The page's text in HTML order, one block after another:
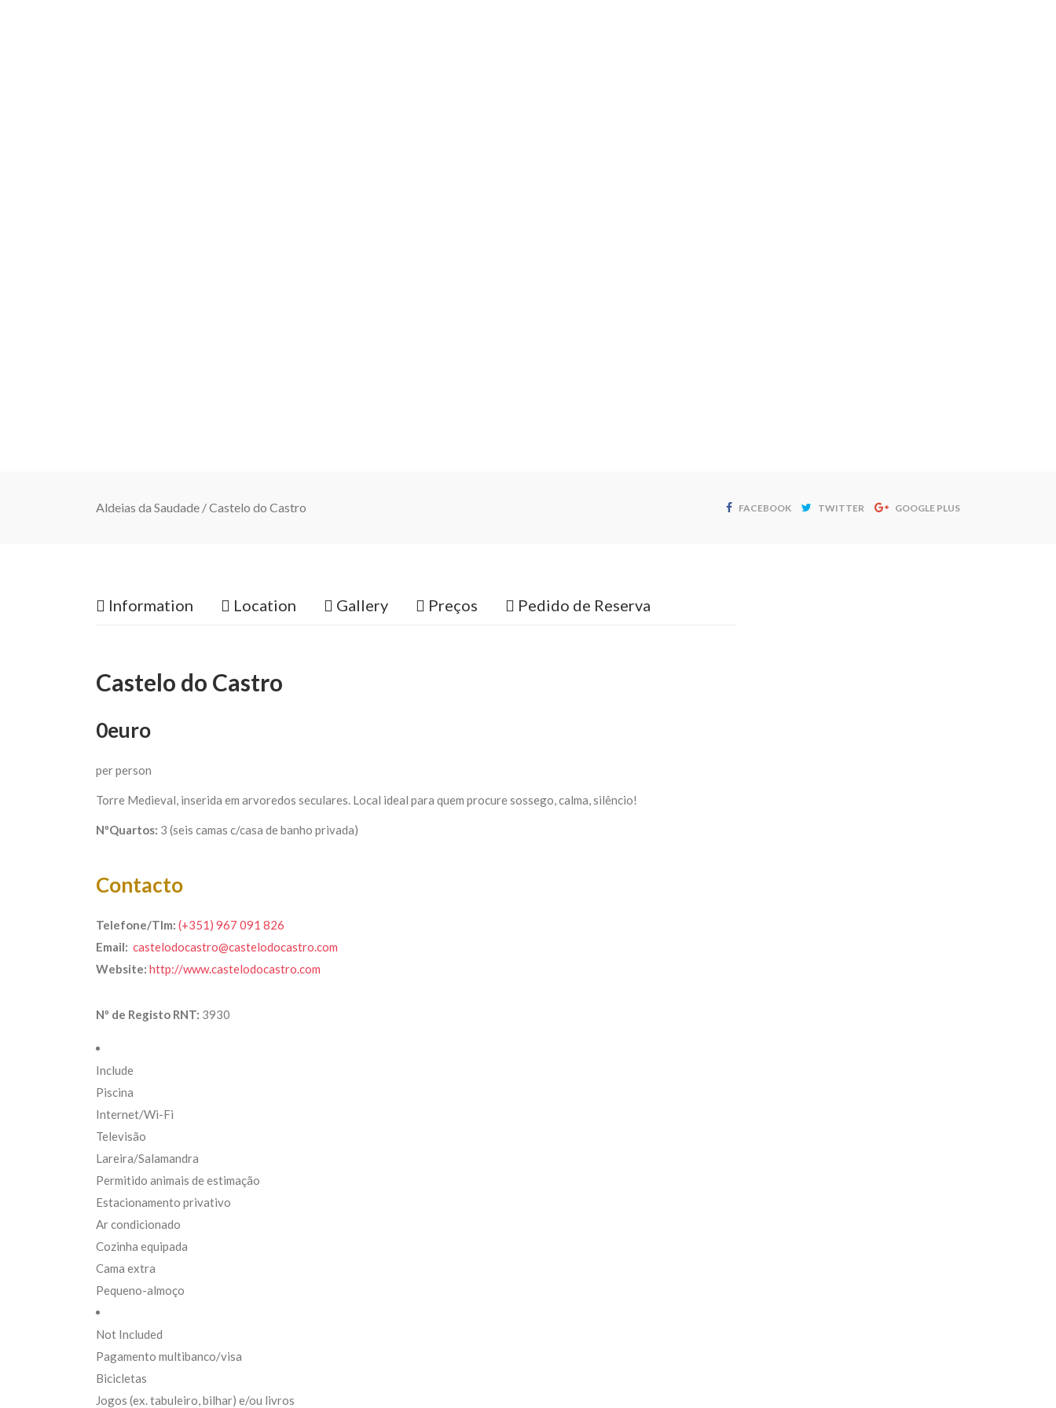
Aldeias da Saudade /Castelo do Castro FACEBOOK TWITTER GOOGLE PLUS
Information Location Gallery Preços Pedido de Reserva
Castelo do Castro
0euro
per person
Torre Medieval, inserida em arvoredos seculares. Local ideal para quem procure sossego, calma, silêncio!
NºQuartos: 3 (seis camas c/casa de banho privada)
Contacto
Telefone/Tlm: (+351) 967 091 826
Email: castelodocastro@castelodocastro.com
Website: http://www.castelodocastro.com
Nº de Registo RNT: 3930
Include
Piscina
Internet/Wi-Fi
Televisão
Lareira/Salamandra
Permitido animais de estimação
Estacionamento privativo
Ar condicionado
Cozinha equipada
Cama extra
Pequeno-almoço
Not Included
Pagamento multibanco/visa
Bicicletas
Jogos (ex. tabuleiro, bilhar) e/ou livros